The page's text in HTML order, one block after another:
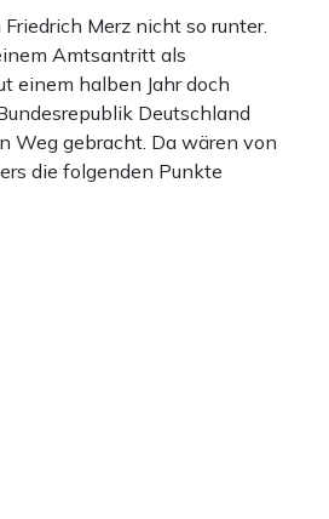
Merz nicht so runter.
Amtsantritt als
einem halben Jahr doch
Deutschland
Weg gebracht. Da wären von
die folgenden Punkte